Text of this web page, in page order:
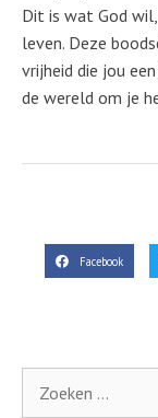
Dit is wat God
leven. Deze
vrijheid die jou
de wereld om je
Facebook